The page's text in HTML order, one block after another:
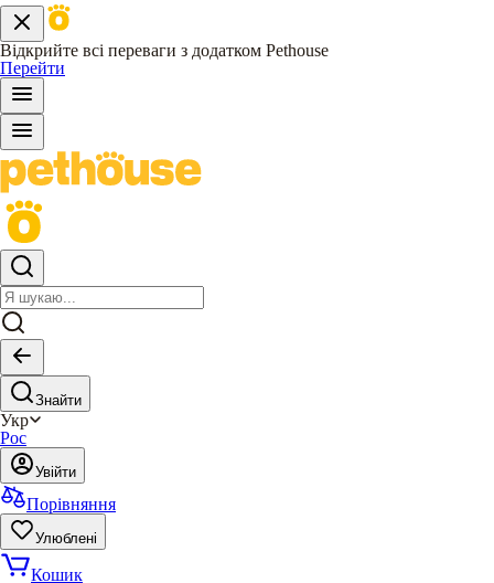
Відкрийте всі переваги з додатком Pethouse
Перейти
Знайти
Укр
Рос
Увійти
Порівняння
Улюблені
Кошик